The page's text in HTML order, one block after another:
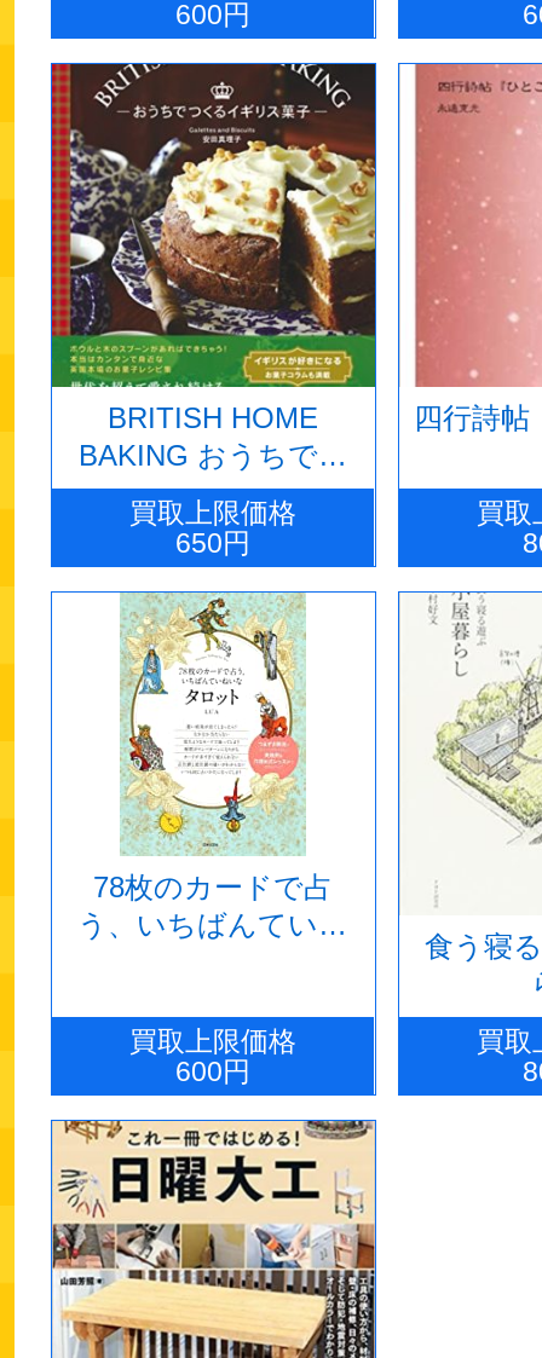
600円
BRITISH HOME
BAKING おうちでつ
くるイギリス菓子
買取上限価格
650円
四行詩
買取
78枚のカードで占
う、いちばんていね
買取上限価格
600円
食う寝
買取